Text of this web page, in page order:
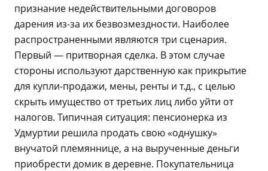
признание недействительными договоров
дарения из-за их безвозмездности. Наиболее
распространенными являются три сценария.
Первый — притворная сделка. В этом случае
стороны используют дарственную как прикрытие
для купли-продажи, мены, ренты и т.д., с целью
скрыть имущество от третьих лиц либо уйти от
налогов. Типичная ситуация: пенсионерка из
Удмуртии решила продать свою «однушку»
внучатой племяннице, а на вырученные деньги
приобрести домик в деревне. Покупательница